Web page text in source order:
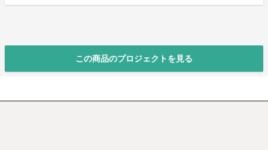
この商品のプロジェクトを見る